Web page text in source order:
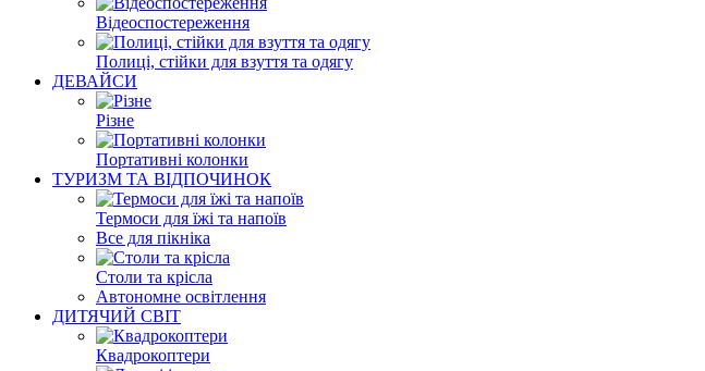
Відеоспостереження
Полиці, стійки для взуття та одягу
ДЕВАЙСИ
Різне
Портативні колонки
ТУРИЗМ ТА ВІДПОЧИНОК
Термоси для їжі та напоїв
Все для пікніка
Столи та крісла
Автономне освітлення
ДИТЯЧИЙ СВІТ
Квадрокоптери